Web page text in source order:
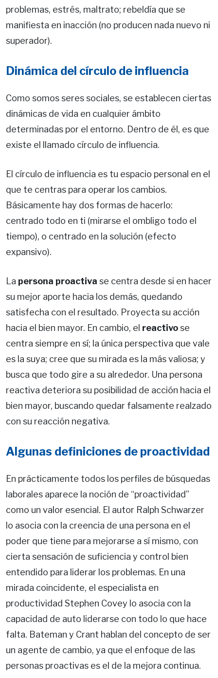
problemas, estrés, maltrato; rebeldía que se
manifiesta en inacción (no producen nada nuevo ni
superador).
Dinámica del círculo de influencia
Como somos seres sociales, se establecen ciertas
dinámicas de vida en cualquier ámbito
determinadas por el entorno. Dentro de él, es que
existe el llamado círculo de influencia.
El círculo de influencia es tu espacio personal en el
que te centras para operar los cambios.
Básicamente hay dos formas de hacerlo:
centrado todo en ti (mirarse el ombligo todo el
tiempo), o centrado en la solución (efecto
expansivo).
La persona proactiva se centra desde si en hacer
su mejor aporte hacia los demás, quedando
satisfecha con el resultado. Proyecta su acción
hacia el bien mayor. En cambio, el reactivose
centra siempre en sí; la única perspectiva que vale
es la suya; cree que su mirada es la más valiosa; y
busca que todo gire a su alrededor. Una persona
reactiva deteriora su posibilidad de acción hacia el
bien mayor, buscando quedar falsamente realzado
con su reacción negativa.
Algunas definiciones de proactividad
En prácticamente todos los perfiles de búsquedas
laborales aparece la noción de “proactividad”
como un valor esencial. El autor Ralph Schwarzer
lo asocia con la creencia de una persona en el
poder que tiene para mejorarse a sí mismo, con
cierta sensación de suficiencia y control bien
entendido para liderar los problemas. En una
mirada coincidente, el especialista en
productividad Stephen Covey lo asocia con la
capacidad de auto liderarse con todo lo que hace
falta. Bateman y Crant hablan del concepto de ser
un agente de cambio, ya que el enfoque de las
personas proactivas es el de la mejora continua.